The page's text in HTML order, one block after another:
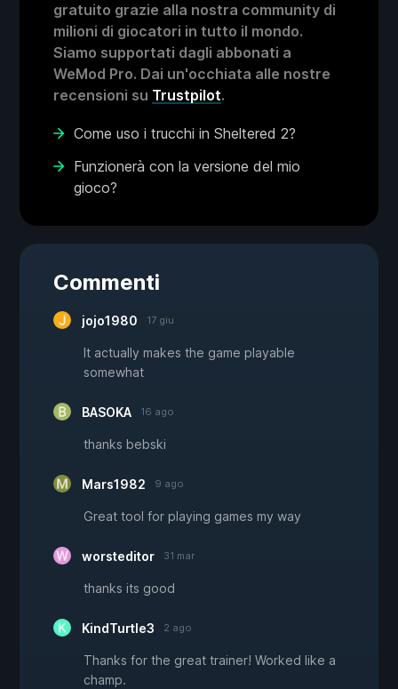
gratuito grazie alla nostra community di
milioni di giocatori in tutto il mondo.
Siamo supportati dagli abbonati a
WeMod Pro. Dai un'occhiata alle nostre
recensioni su Trustpilot.
Come uso i trucchi in Sheltered 2?
Funzionerà con la versione del mio
gioco?
Commenti
jojo1980 17 giu
It actually makes the game playable
somewhat
BASOKA 16 ago
thanks bebski
Mars1982 9 ago
Great tool for playing games my way
worsteditor 31 mar
thanks its good
KindTurtle3 2 ago
Thanks for the great trainer! Worked like a
champ.